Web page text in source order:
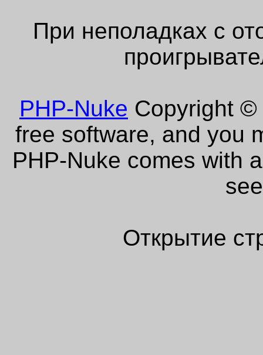
При неполадках с
PHP-Nuke Copyright ©
free software, and you
PHP-Nuke comes with
Открытие